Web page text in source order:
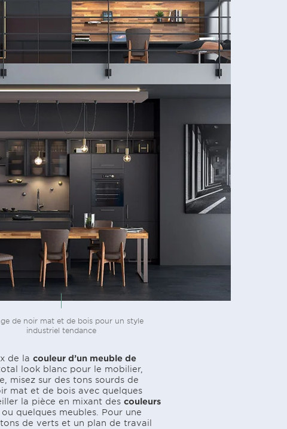
de noir mat et de bois pour un style
industriel tendance
de la couleur d’un meuble de
look blanc pour le mobilier,
misez sur des tons sourds de
mat et de bois avec quelques
la pièce en mixant des couleurs
quelques meubles. Pour une
de verts et un plan de travail